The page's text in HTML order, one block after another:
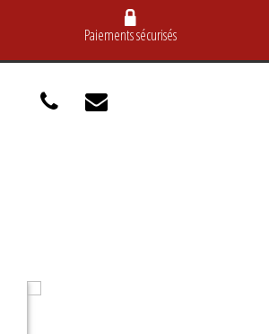
Paiements sécurisés